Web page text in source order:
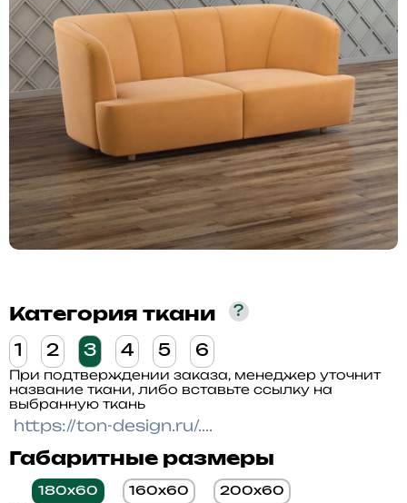
Категория ткани ?
1 2 3 4 5 6
При подтверждении заказа, менеджер уточнит
название ткани, либо вставьте ссылку на
выбранную ткань
Габаритные размеры
180x60 160x60 200x60